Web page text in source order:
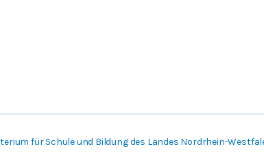
für Schule und Bildung des Landes Nordrhein-